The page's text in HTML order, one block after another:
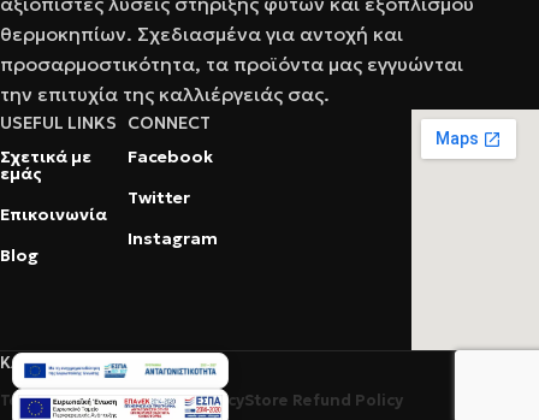
θερμοκηπίων. Σχεδιασμένα για αντοχή και
προσαρμοστικότητα, τα προϊόντα μας εγγυώνται
την επιτυχία της καλλιέργειάς σας.
USEFUL LINKS
Σχετικά με
εμάς
Επικοινωνία
Blog
CONNECT
Facebook
Twitter
Instagram
KATSIROS © 2025
Terms Of ServicePrivacy PolicyStore Refund Policy